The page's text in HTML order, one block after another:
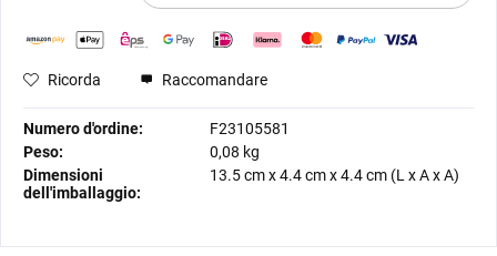
Ricorda Raccomandare
Numero d'ordine:
F23105581
Peso:
0,08 kg
Dimensioni
dell'imballaggio:
13.5 cmx4.4 cmx4.4 cm (L x A x A)